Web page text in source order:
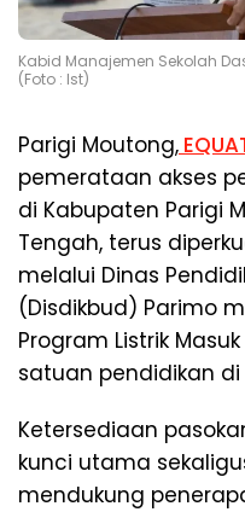
Kabid Manajemen Sekolah
(Foto : Ist)
Parigi Moutong,
pemerataan akses
di Kabupaten Parigi
Tengah, terus
melalui Dinas
(Disdikbud) Parimo
Program Listrik
satuan pendidikan
Ketersediaan
kunci utama
mendukung